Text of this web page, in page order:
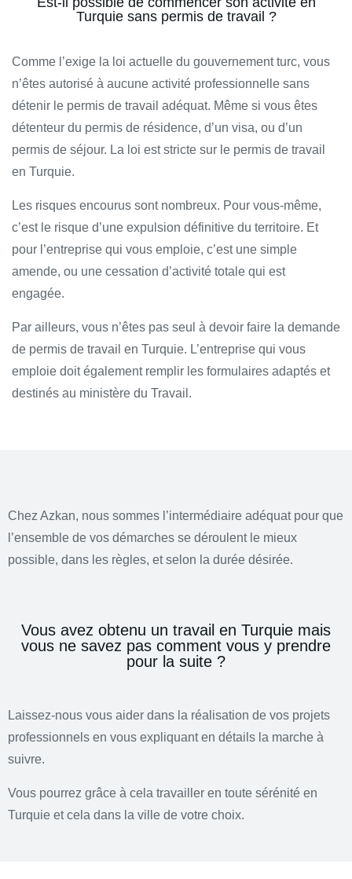
Turquie sans permis de travail ?
Comme l’exige la loi actuelle du gouvernement turc, vous
n’êtes autorisé à aucune activité professionnelle sans
détenir le permis de travail adéquat. Même si vous êtes
détenteur du permis de résidence, d’un visa, ou d’un
permis de séjour. La loi est stricte sur le permis de travail
en Turquie.
Les risques encourus sont nombreux. Pour vous-même,
c’est le risque d’une expulsion définitive du territoire. Et
pour l’entreprise qui vous emploie, c’est une simple
amende, ou une cessation d’activité totale qui est
engagée.
Par ailleurs, vous n’êtes pas seul à devoir faire la demande
de permis de travail en Turquie. L’entreprise qui vous
emploie doit également remplir les formulaires adaptés et
destinés au ministère du Travail.
Chez Azkan, nous sommes l’intermédiaire adéquat pour que
l’ensemble de vos démarches se déroulent le mieux
possible, dans les règles, et selon la durée désirée.
Vous avez obtenu un travail en Turquie mais
vous ne savez pas comment vous y prendre
pour la suite ?
Laissez-nous vous aider dans la réalisation de vos projets
professionnels en vous expliquant en détails la marche à
suivre.
Vous pourrez grâce à cela travailler en toute sérénité en
Turquie et cela dans la ville de votre choix.